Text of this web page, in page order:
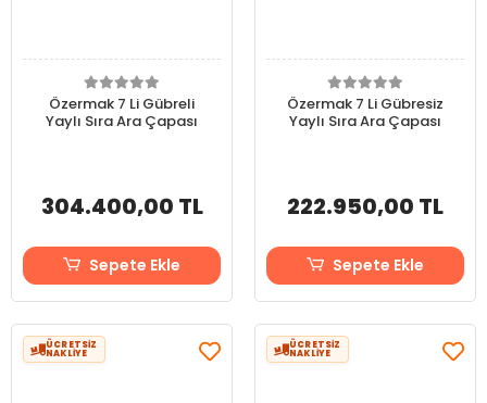
Özermak 7 Li Gübreli
Yaylı Sıra Ara Çapası
304.400,00 TL
Sepete Ekle
Özermak 7 Li Gübresiz
Yaylı Sıra Ara Çapası
222.950,00 TL
Sepete Ekle
ÜCRETSİZ
NAKLİYE
ÜCRETSİZ
NAKLİYE